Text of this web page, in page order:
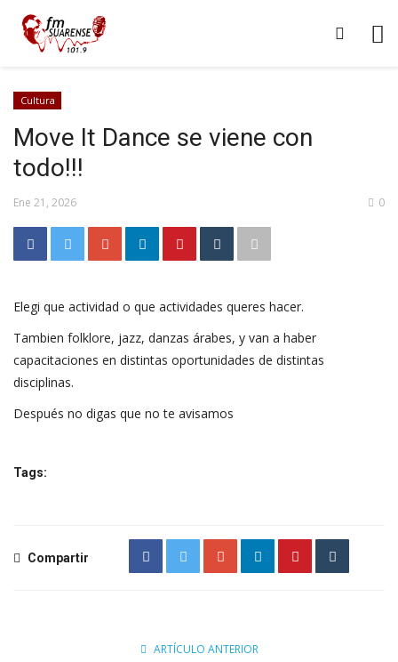
Cultura
Move It Dance se viene con
todo!!!
Ene 21, 2026 0
Elegi que actividad o que actividades queres hacer.
Tambien folklore, jazz, danzas árabes, y van a haber
capacitaciones en distintas oportunidades de distintas
disciplinas.
Después no digas que no te avisamos
Tags:
Compartir
ARTÍCULO ANTERIOR